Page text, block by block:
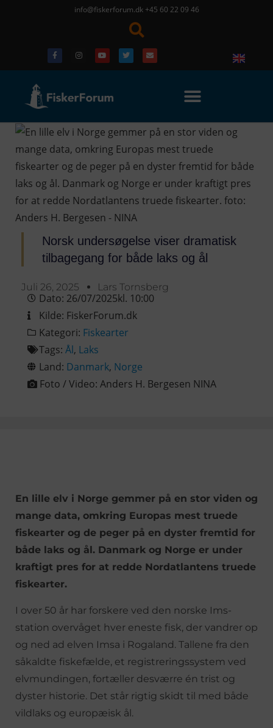
info@fiskerforum.dk +45 60 22 09 46
Norsk undersøgelse viser dramatisk
tilbagegang for både laks og ål
Juli 26, 2025 Lars Tornsberg
Dato: 26/07/2025kl. 10:00
Kilde: FiskerForum.dk
Kategori: Fiskearter
Tags: Ål, Laks
Land: Danmark, Norge
Foto / Video: Anders H. Bergesen NINA
En lille elv i Norge gemmer på en stor viden og
mange data, omkring Europas mest truede
fiskearter og de peger på en dyster fremtid for
både laks og ål. Danmark og Norge er under
kraftigt pres for at redde Nordatlantens truede
fiskearter.
I over 50 år har forskere ved den norske Ims-
station overvåget hver eneste fisk, der vandrer op
og ned ad elven Imsa i Rogaland. Tallene fra den
såkaldte fiskefælde, et registreringssystem ved
elvmundingen, fortæller desværre én trist og
dyster historie. Det står rigtig skidt til med både
vildlaks og europæisk ål.